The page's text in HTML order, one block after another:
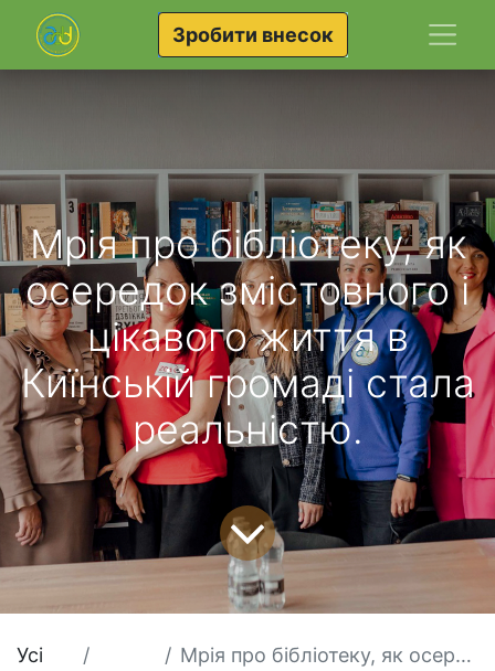
Зробити внесок
Мрія про бібліотеку, як
осередок змістовного і
цікавого життя в
Киїнській громаді стала
реальністю.
Усі
Мрія про бібліотеку, як осередок змістовного і цікавого життя в Киїнській громаді стала реальністю.